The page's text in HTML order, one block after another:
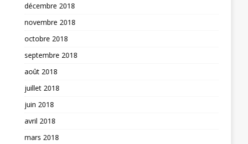
décembre 2018
novembre 2018
octobre 2018
septembre 2018
août 2018
juillet 2018
juin 2018
avril 2018
mars 2018